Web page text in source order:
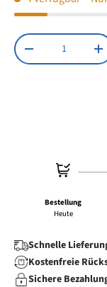
Anzahl
Menge verringern
Bestellung
Heute
Schnelle
Kostenfreie
Sichere